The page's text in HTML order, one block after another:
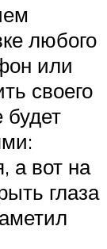
любого
или
своего
а вот на
глаза